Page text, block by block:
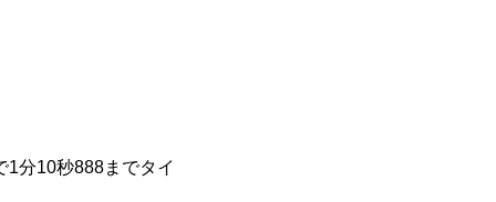
1分10秒888までタイ